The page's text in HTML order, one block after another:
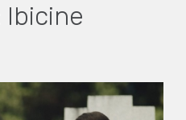
Ibicine